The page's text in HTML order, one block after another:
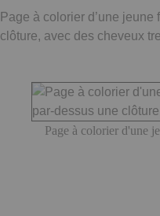
Page à colorier d’une
clôture, avec des cheveux
Page à colorier d'une